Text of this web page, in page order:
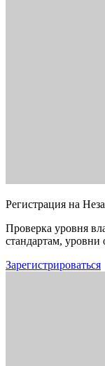
Регистрация на
Проверка уровня
стандартам, уровни
Зарегистрироваться